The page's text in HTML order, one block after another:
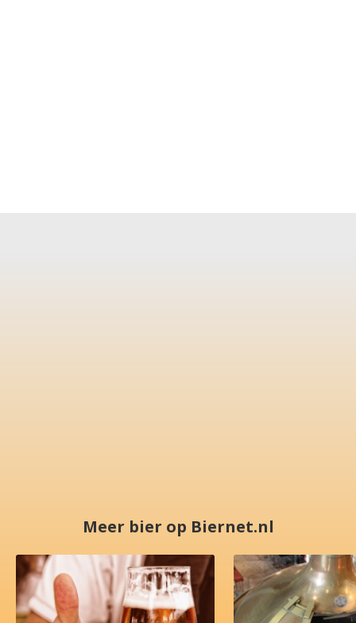
Meer bier op Biernet.nl